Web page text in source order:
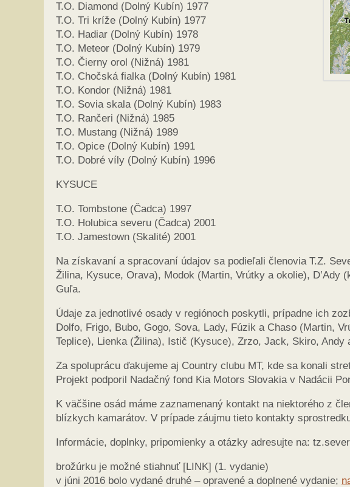
T.O. Diamond (Dolný Kubín) 1977
T.O. Tri kríže (Dolný Kubín) 1977
T.O. Hadiar (Dolný Kubín) 1978
T.O. Meteor (Dolný Kubín) 1979
T.O. Čierny orol (Nižná) 1981
T.O. Chočská fialka (Dolný Kubín) 1981
T.O. Kondor (Nižná) 1981
T.O. Sovia skala (Dolný Kubín) 1983
T.O. Rančeri (Nižná) 1985
T.O. Mustang (Nižná) 1989
T.O. Opice (Dolný Kubín) 1991
T.O. Dobré víly (Dolný Kubín) 1996
KYSUCE
T.O. Tombstone (Čadca) 1997
T.O. Holubica severu (Čadca) 2001
T.O. Jamestown (Skalité) 2001
Na získavaní a spracovaní údajov sa podieľali členovia T.Z.
Žilina, Kysuce, Orava), Modok (Martin, Vrútky a okolie), D’Ady
Guľa.
Údaje za jednotlivé osady v regiónoch poskytli, prípadne ich
Dolfo, Frigo, Bubo, Gogo, Sova, Lady, Fúzik a Chaso (Martin,
Teplice), Lienka (Žilina), Istič (Kysuce), Zrzo, Jack, Skiro,
Za spoluprácu ďakujeme aj Country clubu MT, kde sa konali
Projekt podporil Nadačný fond Kia Motors Slovakia v Nadácii
K väčšine osád máme zaznamenaný kontakt na niektorého z
blízkych kamarátov. V prípade záujmu tieto kontakty
Informácie, doplnky, pripomienky a otázky adresujte na:
brožúrku je možné stiahnuť [LINK] (1. vydanie)
v júni 2016 bolo vydané druhé – opravené a doplnené vydanie;